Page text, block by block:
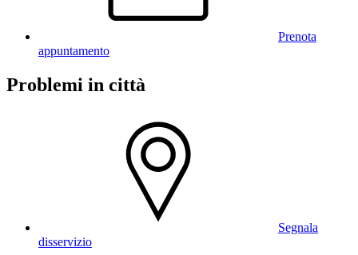
Prenota
appuntamento
Problemi in città
Segnala
disservizio